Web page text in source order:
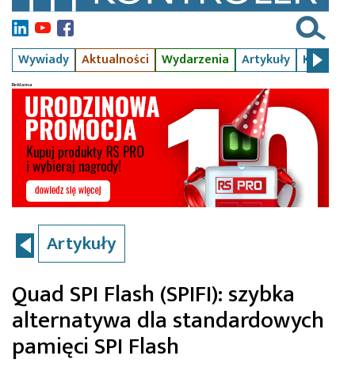
Wywiady Aktualności Wydarzenia Artykuły Kursy
Artykuły
Quad SPI Flash (SPIFI): szybka
alternatywa dla standardowych
pamięci SPI Flash